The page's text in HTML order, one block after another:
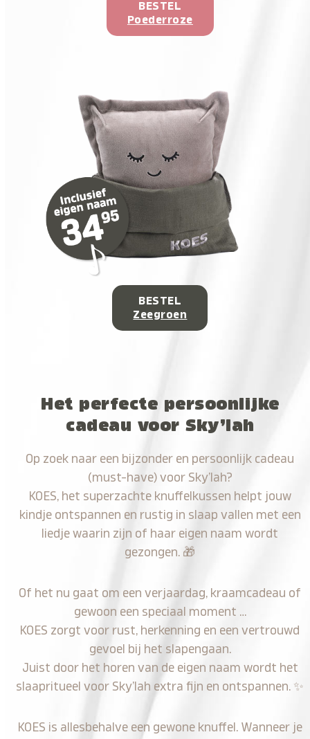
BESTEL
Poederroze
BESTEL
Zeegroen
Het perfecte persoonlijke
cadeau voor Sky’lah
Op zoek naar een bijzonder en persoonlijk cadeau
(must-have) voor Sky’lah?
KOES, het superzachte knuffelkussen helpt jouw
kindje ontspannen en rustig in slaap vallen met een
liedje waarin zijn of haar eigen naam wordt
gezongen. 🎁
Of het nu gaat om een verjaardag, kraamcadeau of
gewoon een speciaal moment …
KOES zorgt voor rust, herkenning en een vertrouwd
gevoel bij het slapengaan.
Juist door het horen van de eigen naam wordt het
slaapritueel voor Sky’lah extra fijn en ontspannen. ✨
KOES is allesbehalve een gewone knuffel. Wanneer je